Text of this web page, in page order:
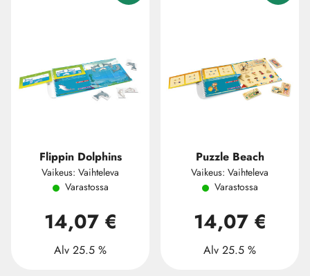
Flippin Dolphins
Vaikeus: Vaihteleva
Varastossa
14,07 €
Alv 25.5 %
Puzzle Beach
Vaikeus: Vaihteleva
Varastossa
14,07 €
Alv 25.5 %